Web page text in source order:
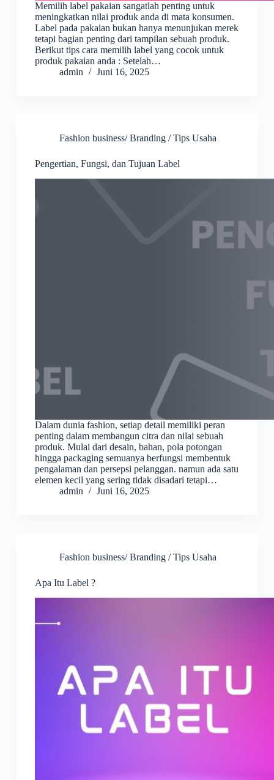
Memilih label pakaian sangatlah penting untuk
meningkatkan nilai produk anda di mata konsumen.
Label pada pakaian bukan hanya menunjukan merek
tetapi bagian penting dari tampilan sebuah produk.
Berikut tips cara memilih label yang cocok untuk
produk pakaian anda : Setelah…
admin
Juni 16, 2025
Fashion business/ Branding / Tips Usaha
Pengertian, Fungsi, dan Tujuan Label
Dalam dunia fashion, setiap detail memiliki peran
penting dalam membangun citra dan nilai sebuah
produk. Mulai dari desain, bahan, pola potongan
hingga packaging semuanya berfungsi membentuk
pengalaman dan persepsi pelanggan. namun ada satu
elemen kecil yang sering tidak disadari tetapi…
admin
Juni 16, 2025
Fashion business/ Branding / Tips Usaha
Apa Itu Label ?